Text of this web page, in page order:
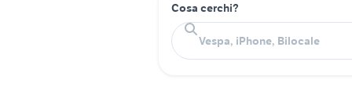
Cosa cerchi?